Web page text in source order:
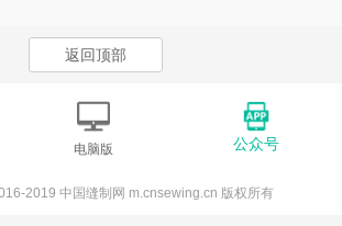
返回顶部
电脑版 公众号
2019 中国缝制网 m.cnsewing.cn 版权所有